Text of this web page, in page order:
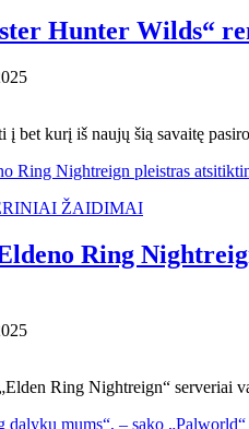
Hunter Wilds“
į bet kurį iš naujų šią savaitę
ŽAIDIMAI
Ring
Ring Nightreign“ serveriai